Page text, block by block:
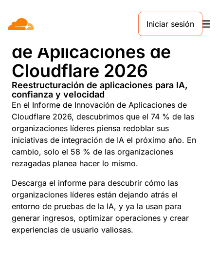
Iniciar sesión
Informe de Innovación
de Aplicaciones de
Cloudflare 2026
Reestructuración de aplicaciones para IA,
confianza y velocidad
En el Informe de Innovación de Aplicaciones de
Cloudflare 2026, descubrimos que el 74 % de las
organizaciones líderes piensa redoblar sus
iniciativas de integración de IA el próximo año. En
cambio, solo el 58 % de las organizaciones
rezagadas planea hacer lo mismo.
Descarga el informe para descubrir cómo las
organizaciones líderes están dejando atrás el
entorno de pruebas de la IA, y ya la usan para
generar ingresos, optimizar operaciones y crear
experiencias de usuario valiosas.